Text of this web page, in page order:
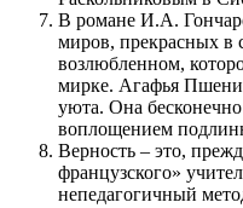
В романе И.А.
миров, прекрасных в
возлюбленном,
мирке. Агафья
уюта. Она
воплощением
Верность – это,
французского»
непедагогичный